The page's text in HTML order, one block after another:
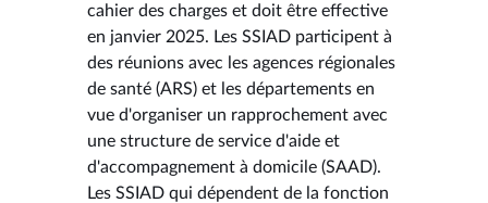
cahier des charges et doit être effective
en janvier 2025. Les SSIAD participent à
des réunions avec les agences régionales
de santé (ARS) et les départements en
vue d'organiser un rapprochement avec
une structure de service d'aide et
d'accompagnement à domicile (SAAD).
Les SSIAD qui dépendent de la fonction